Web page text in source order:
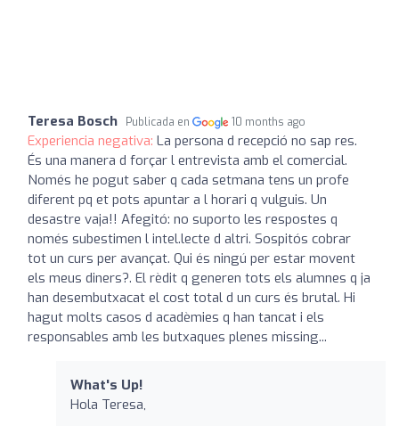
Teresa Bosch Publicada en 10 months ago
Experiencia negativa: La persona d recepció no sap res.
És una manera d forçar l entrevista amb el comercial.
Només he pogut saber q cada setmana tens un profe
diferent pq et pots apuntar a l horari q vulguis. Un
desastre vaja!! Afegitó: no suporto les respostes q
només subestimen l intel.lecte d altri. Sospitós cobrar
tot un curs per avançat. Qui és ningú per estar movent
els meus diners?. El rèdit q generen tots els alumnes q ja
han desembutxacat el cost total d un curs és brutal. Hi
hagut molts casos d acadèmies q han tancat i els
responsables amb les butxaques plenes missing...
What's Up!
Hola Teresa,